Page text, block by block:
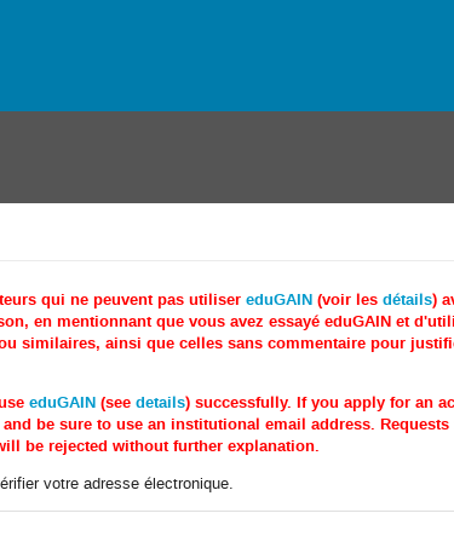
qui ne peuvent pas utiliser eduGAIN (voir les détails)
en mentionnant que vous avez essayé eduGAIN et
similaires, ainsi que celles sans commentaire pour
eduGAIN (see details) successfully. If you apply for an
be sure to use an institutional email address.
be rejected without further explanation.
votre adresse électronique.